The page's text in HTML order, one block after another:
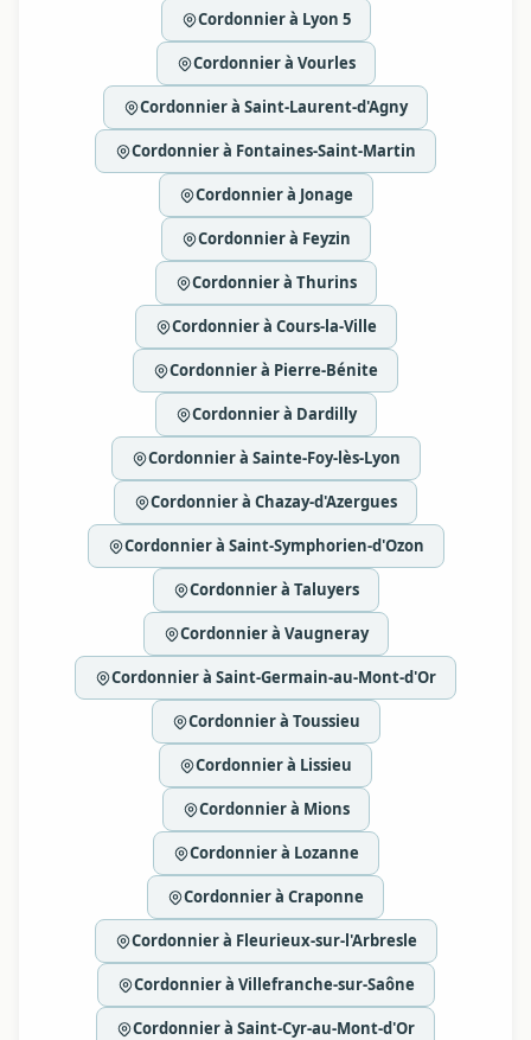
Cordonnier à Lyon 5
Cordonnier à Vourles
Cordonnier à Saint-Laurent-d'Agny
Cordonnier à Fontaines-Saint-Martin
Cordonnier à Jonage
Cordonnier à Feyzin
Cordonnier à Thurins
Cordonnier à Cours-la-Ville
Cordonnier à Pierre-Bénite
Cordonnier à Dardilly
Cordonnier à Sainte-Foy-lès-Lyon
Cordonnier à Chazay-d'Azergues
Cordonnier à Saint-Symphorien-d'Ozon
Cordonnier à Taluyers
Cordonnier à Vaugneray
Cordonnier à Saint-Germain-au-Mont-d'Or
Cordonnier à Toussieu
Cordonnier à Lissieu
Cordonnier à Mions
Cordonnier à Lozanne
Cordonnier à Craponne
Cordonnier à Fleurieux-sur-l'Arbresle
Cordonnier à Villefranche-sur-Saône
Cordonnier à Saint-Cyr-au-Mont-d'Or